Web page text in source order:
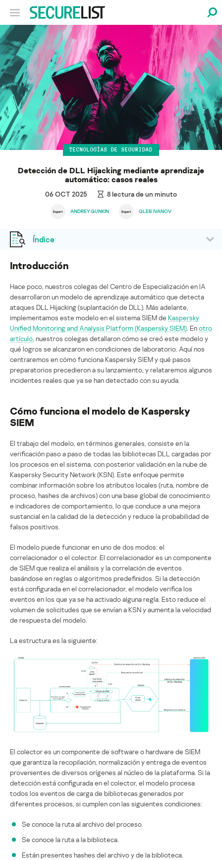
TECNOLOGÍAS DE SEGURIDAD
Detección de DLL Hijacking mediante aprendizaje
automático: casos reales
06 OCT 2025 8lectura de un minuto
ANDREY GUNKIN GLEB IVANOV
Índice
Introducción
Hace poco, nuestros colegas del Centro de Especialización en IA
desarrollaron un modelo de aprendizaje automático que detecta
ataques DLL Hijacking (suplantación de DLL). Más adelante,
implementamos este modelo en el sistema SIEM de Kaspersky
Unified Monitoring and Analysis Platform (Kaspersky SIEM) . Enotro
artículo , nuestros colegas detallaron cómo se creó este modelo y
qué logros se alcanzaron en condiciones de laboratorio. Aquí nos
centraremos en cómo funciona Kaspersky SIEM y qué pasos
preparatorios precedieron a su lanzamiento, y relataremos algunos
incidentes reales que ya se han detectado con su ayuda.
Cómo funciona el modelo de Kaspersky
SIEM
El trabajo del modelo, en términos generales, consiste en la
verificación paso a paso de todas las bibliotecas DLL cargadas por
los procesos en el sistema, con posterior validación en la nube de
Kaspersky Security Network (KSN). Este enfoque permite
combinar información sobre los atributos locales (ruta, nombre de
proceso, hashes de archivos) con una base global de conocimiento
e indicadores de comportamiento, lo que conduce a una mejora
sustancial en la calidad de la detección y reduce la probabilidad de
falsos positivos.
El modelo puede funcionar en uno de dos modos: el
correlacionador o el colector. El correlacionador es un componente
de SIEM que realiza el análisis y la correlación de eventos
basándose en reglas o algoritmos predefinidos. Si la detección
está configurada en el correlacionador, el modelo verifica los
eventos en los que ya se ha activado alguna regla. Esto reduce el
volumen de solicitudes que se envían a KSN y aumenta la velocidad
de respuesta del modelo.
La estructura es la siguiente:
El colector es un componente de software o hardware de SIEM
que garantiza la recopilación, normalización y entrega de eventos
provenientes de diversos orígenes al núcleo de la plataforma. Si la
detección está configurada en el colector, el modelo procesa
todos los eventos de carga de bibliotecas generados por
diferentes procesos, si cumplen con las siguientes condiciones:
Se conoce la ruta al archivo del proceso.
Se conoce la ruta a la biblioteca.
Están presentes hashes del archivo y de la biblioteca.